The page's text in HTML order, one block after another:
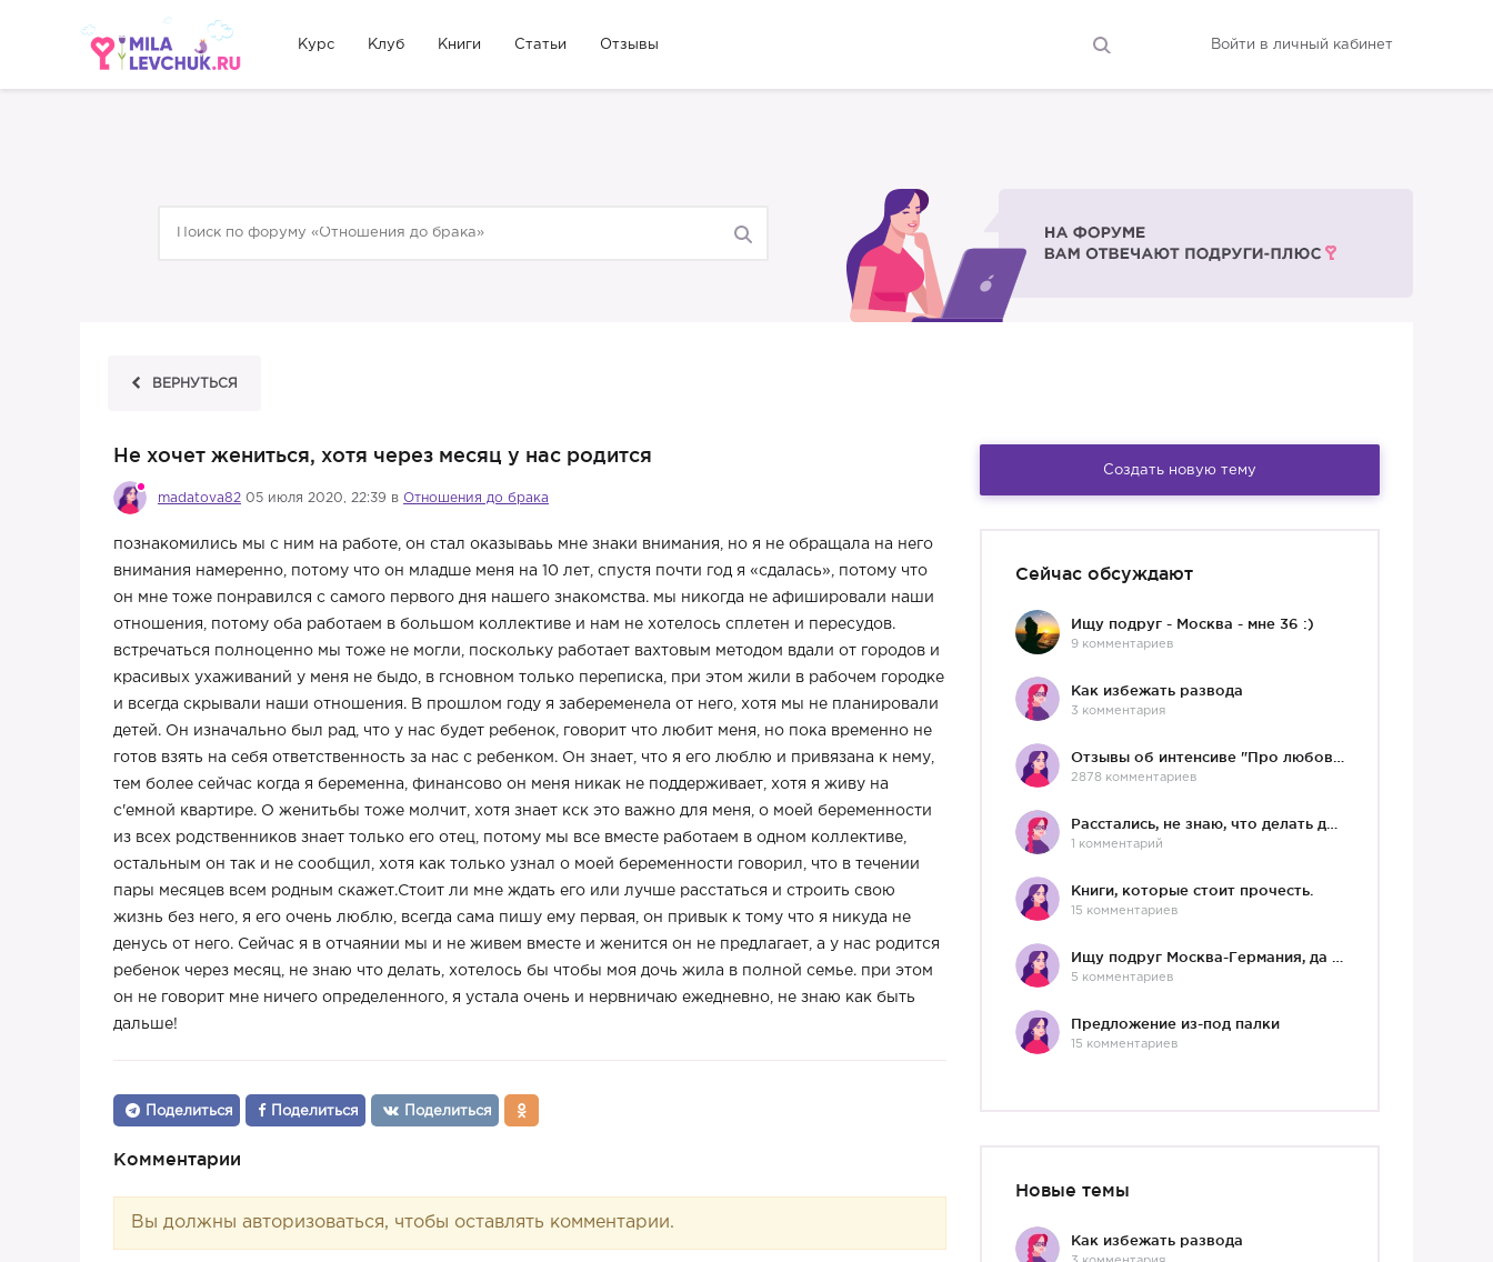
Курс Клуб Книги Статьи Отзывы Войти в личный кабинет
ВЕРНУТЬСЯ
Не хочет жениться, хотя через месяц у нас родится
madatova82 05 июля 2020, 22:39 в Отношения до брака
познакомились мы с ним на работе, он стал оказываьь мне знаки внимания, но я не обращала на него
внимания намеренно, потому что он младше меня на 10 лет, спустя почти год я «сдалась», потому что
он мне тоже понравился с самого первого дня нашего знакомства. мы никогда не афишировали наши
отношения, потому оба работаем в большом коллективе и нам не хотелось сплетен и пересудов.
встречаться полноценно мы тоже не могли, поскольку работает вахтовым методом вдали от городов и
красивых ухаживаний у меня не быдо, в гсновном только переписка, при этом жили в рабочем городке
и всегда скрывали наши отношения. В прошлом году я забеременела от него, хотя мы не планировали
детей. Он изначально был рад, что у нас будет ребенок, говорит что любит меня, но пока временно не
готов взять на себя ответственность за нас с ребенком. Он знает, что я его люблю и привязана к нему,
тем более сейчас когда я беременна, финансово он меня никак не поддерживает, хотя я живу на
с'емной квартире. О женитьбы тоже молчит, хотя знает кск это важно для меня, о моей беременности
из всех родственников знает только его отец, потому мы все вместе работаем в одном коллективе,
остальным он так и не сообщил, хотя как только узнал о моей беременности говорил, что в течении
пары месяцев всем родным скажет.Стоит ли мне ждать его или лучше расстаться и строить свою
жизнь без него, я его очень люблю, всегда сама пишу ему первая, он привык к тому что я никуда не
денусь от него. Сейчас я в отчаянии мы и не живем вместе и женится он не предлагает, а у нас родится
ребенок через месяц, не знаю что делать, хотелось бы чтобы моя дочь жила в полной семье. при этом
он не говорит мне ничего определенного, я устала очень и нервничаю ежедневно, не знаю как быть
дальше!
Поделиться Поделиться Поделиться
Комментарии
Вы должны авторизоваться, чтобы оставлять комментарии.
Создать новую тему
Сейчас обсуждают
Ищу подруг - Москва - мне 36 :)
9 комментариев
Как избежать развода
3 комментария
2878 комментариев
1 комментарий
Книги, которые стоит прочесть.
15 комментариев
5 комментариев
Предложение из-под палки
15 комментариев
Новые темы
Как избежать развода